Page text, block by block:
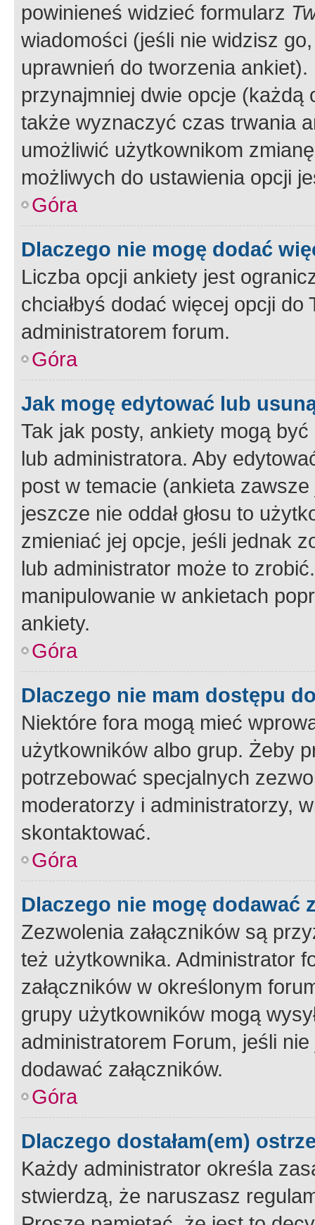
powinieneś widzieć formularz
wiadomości (jeśli nie widzisz
uprawnień do tworzenia
przynajmniej dwie opcje
także wyznaczyć czas trwania
umożliwić użytkownikom
możliwych do ustawienia opcji
Góra
Dlaczego nie mogę dodać
Liczba opcji ankiety jest
chciałbyś dodać więcej opcji
administratorem forum.
Góra
Jak mogę edytować lub
Tak jak posty, ankiety mogą
lub administratora. Aby
post w temacie (ankieta
jeszcze nie oddał głosu to
zmieniać jej opcje, jeśli jednak
lub administrator może to
manipulowanie w ankietach
ankiety.
Góra
Dlaczego nie mam dostępu
Niektóre fora mogą mieć
użytkowników albo grup. Żeby
potrzebować specjalnych
moderatorzy i administratorzy,
skontaktować.
Góra
Dlaczego nie mogę dodawać
Zezwolenia załączników są
też użytkownika. Administrator
załączników w określonym
grupy użytkowników mogą
administratorem Forum, jeśli
dodawać załączników.
Góra
Dlaczego dostałam(em)
Każdy administrator określa
stwierdzą, że naruszasz